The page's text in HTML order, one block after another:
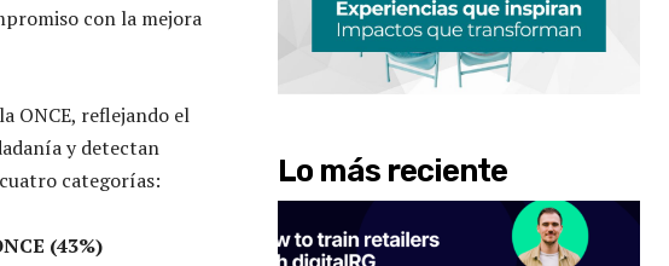
con la mejora
ONCE, reflejando el
y detectan
categorías:
(43%)
Lo más reciente